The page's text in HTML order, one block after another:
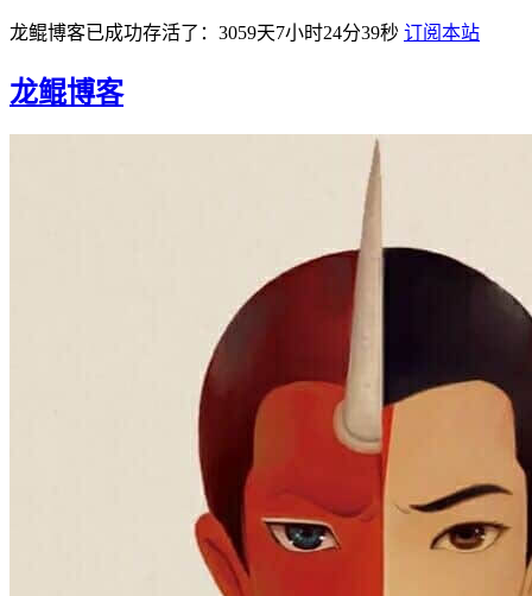
龙鲲博客已成功存活了：3059天7小时24分39秒 订阅本站
龙鲲博客